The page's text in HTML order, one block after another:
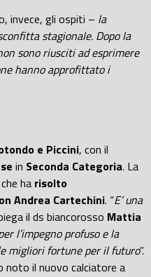
invece, gli ospiti – la
stagionale. Dopo la
sono riusciti ad esprimere
hanno approfittato i
e Piccini, con il
in Seconda Categoria. La
ha risolto
Andrea Cartechini. “E’ una
il ds biancorosso Mattia
l’impegno profuso e la
migliori fortune per il futuro”.
noto il nuovo calciatore a